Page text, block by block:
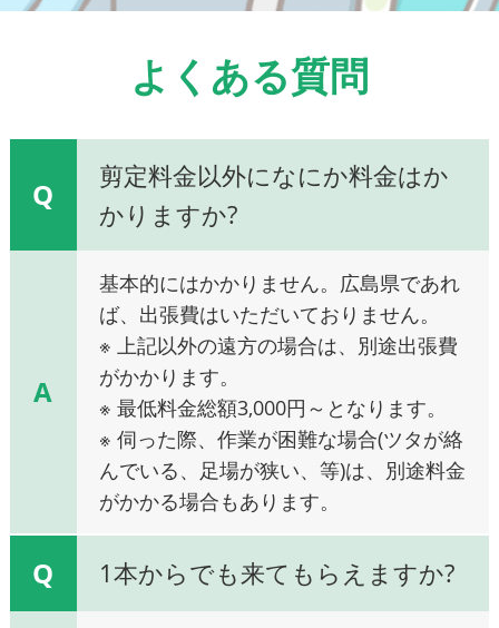
よくある質問
Q
剪定料金以外になにか料金はか
かりますか?
A
基本的にはかかりません。広島県であれ
ば、出張費はいただいておりません。
※ 上記以外の遠方の場合は、別途出張費
がかかります。
※ 最低料金総額3,000円～となります。
※ 伺った際、作業が困難な場合(ツタが絡
んでいる、足場が狭い、等)は、別途料金
がかかる場合もあります。
Q 1本からでも来てもらえますか?